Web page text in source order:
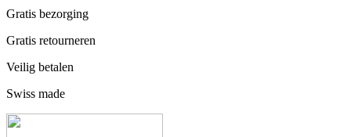
Gratis bezorging
Gratis retourneren
Veilig betalen
Swiss made